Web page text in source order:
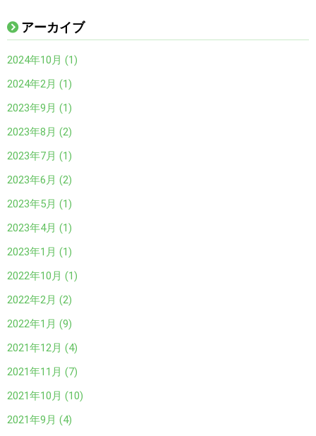
アーカイブ
2024年10月 (1)
2024年2月 (1)
2023年9月 (1)
2023年8月 (2)
2023年7月 (1)
2023年6月 (2)
2023年5月 (1)
2023年4月 (1)
2023年1月 (1)
2022年10月 (1)
2022年2月 (2)
2022年1月 (9)
2021年12月 (4)
2021年11月 (7)
2021年10月 (10)
2021年9月 (4)